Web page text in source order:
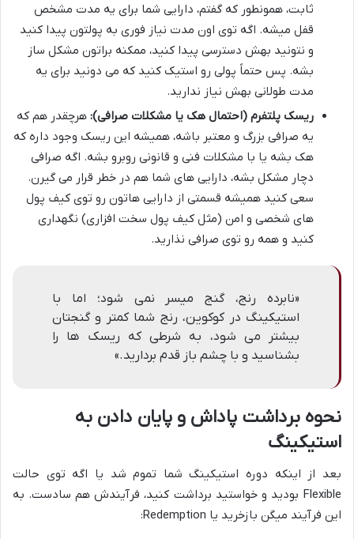
ثابت، همونطور که گفتم، دارایی شما برای یه مدت مشخص
قفل میشه. اگه توی اون مدت نیاز فوری به پولتون پیدا کنید
و نتونید بهش دسترسی پیدا کنید، ممکنه براتون مشکل ساز
بشه. پس حتماً پولی رو استیک کنید که می دونید برای یه
مدت طولانی بهش نیاز ندارید.
ریسک پلتفرم (احتمال هک یا مشکلات صرافی): هرچقدر هم که
یه صرافی بزرگ و معتبر باشه، همیشه این ریسک وجود داره که
هک بشه یا با مشکلات فنی و قانونی روبرو بشه. اگه صرافی
دچار مشکل بشه، دارایی های شما هم در خطر قرار می گیرن.
سعی کنید همیشه قسمتی از دارایی هاتون رو توی کیف پول
های شخصی و امن (مثل کیف پول سخت افزاری) نگهداری
کنید و همه رو توی صرافی نذارید.
«نابرده رنج، گنج میسر نمی شود؛ اما با
استیکینگ در کوکوین، رنج شما کمتر و گنجتان
بیشتر می شود، به شرطی که ریسک ها را
بشناسید و با چشم باز قدم بردارید.»
نحوه برداشت پاداش و پایان دادن به
استیکینگ
بعد از اینکه دوره استیکینگ شما تموم شد یا اگه توی حالت
Flexible بودید و خواستید برداشت کنید، فرآیندش هم سادست. به
این فرآیند میگن بازخرید یا Redemption: